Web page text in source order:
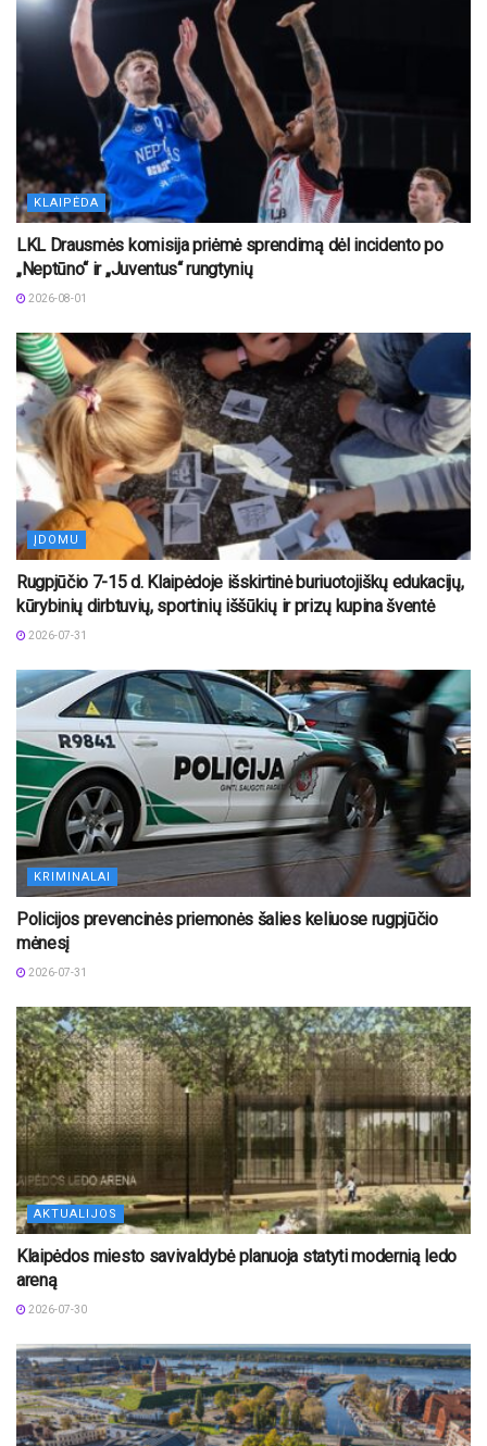
KLAIPĖDA
LKL Drausmės komisija priėmė sprendimą dėl incidento po
„Neptūno“ ir „Juventus“ rungtynių
2026-08-01
ĮDOMU
Rugpjūčio 7-15 d. Klaipėdoje išskirtinė buriuotojiškų edukacijų,
kūrybinių dirbtuvių, sportinių iššūkių ir prizų kupina šventė
2026-07-31
KRIMINALAI
Policijos prevencinės priemonės šalies keliuose rugpjūčio
mėnesį
2026-07-31
AKTUALIJOS
Klaipėdos miesto savivaldybė planuoja statyti modernią ledo
areną
2026-07-30